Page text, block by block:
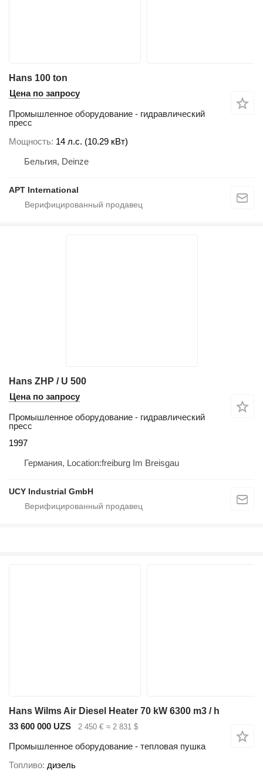
Hans 100 ton
Цена по запросу
Промышленное оборудование - гидравлический
пресс
Мощность 14 л.с. (10.29 кВт)
Бельгия, Deinze
APT International
Hans ZHP / U 500
Цена по запросу
Промышленное оборудование - гидравлический
пресс
1997
Германия, Location:freiburg Im Breisgau
UCY Industrial GmbH
Hans Wilms Air Diesel Heater 70 kW 6300 m3 / h
33 600 000 UZS
2 450 € ≈ 2 831 $
Промышленное оборудование - тепловая пушка
Топливо дизель